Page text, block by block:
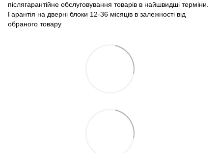
післягарантійне обслуговування товарів в найшвидші терміни.
Гарантія на дверні блоки 12-36 місяців в залежності від
обраного товару